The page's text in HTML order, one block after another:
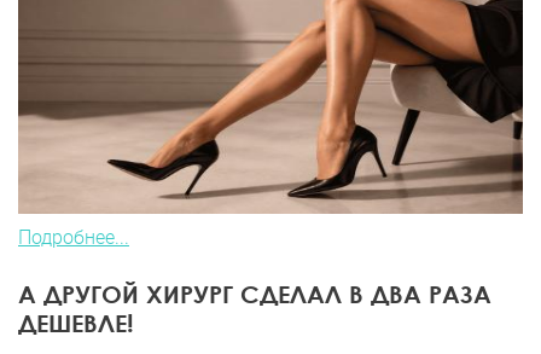
Подробнее...
А ДРУГОЙ ХИРУРГ СДЕЛАЛ В ДВА РАЗА
ДЕШЕВЛЕ!